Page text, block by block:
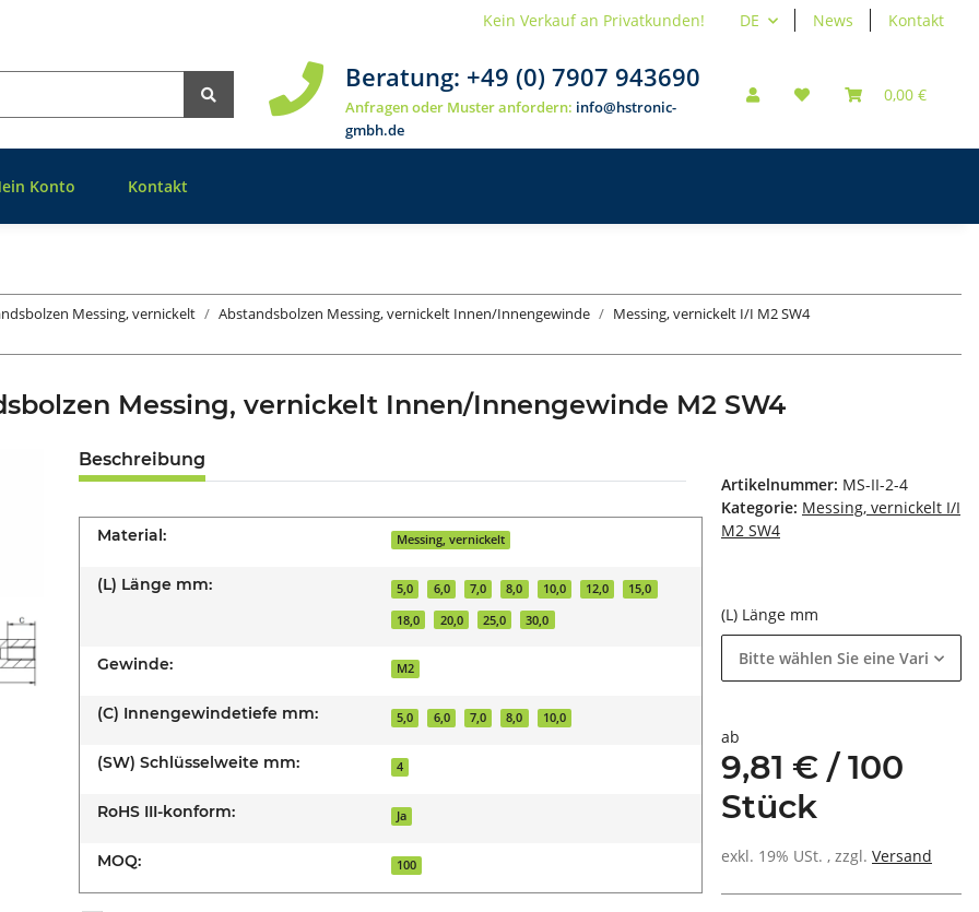
DE News Kontakt
Kein Verkauf an Privatkunden!
Beratung: +49 (0) 7907 943690
Anfragen oder Muster anfordern: info@hstronic-
gmbh.de
0,00 €
Konto Kontakt
Messing, vernickelt Abstandsbolzen Messing, vernickelt Innen/Innengewinde
Messing, vernickelt I/I M2 SW4
Messing, vernickelt Innen/Innengewinde M2 SW4
Beschreibung
Material: Messing, vernickelt
(L) Länge mm: 5,0 6,0 7,0 8,0 10,0 12,0 15,0
18,0 20,0 25,0 30,0
Gewinde: M2
(C) Innengewindetiefe mm: 5,0 6,0 7,0 8,0 10,0
(SW) Schlüsselweite mm: 4
RoHS III-konform: Ja
MOQ: 100
Artikelnummer: MS-II-2-4
Kategorie: Messing, vernickelt I/I
M2 SW4
(L) Länge mm
Bitte wählen Sie eine Variation.
ab
9,81 € / 100
Stück
exkl. 19% USt. , zzgl. Versand